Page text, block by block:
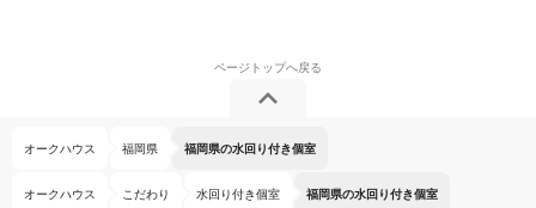
オークハウス 福岡県 福岡県の水回り付き個室
オークハウス こだわり 水回り付き個室 福岡県の水回り付き個室